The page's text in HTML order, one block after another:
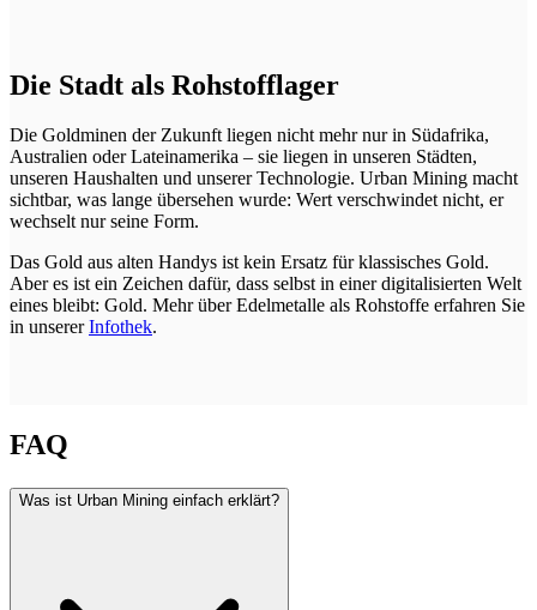
Die Stadt als Rohstofflager
Die Goldminen der Zukunft liegen nicht mehr nur in Südafrika,
Australien oder Lateinamerika – sie liegen in unseren Städten,
unseren Haushalten und unserer Technologie. Urban Mining macht
sichtbar, was lange übersehen wurde: Wert verschwindet nicht, er
wechselt nur seine Form.
Das Gold aus alten Handys ist kein Ersatz für klassisches Gold.
Aber es ist ein Zeichen dafür, dass selbst in einer digitalisierten Welt
eines bleibt: Gold. Mehr über Edelmetalle als Rohstoffe erfahren Sie
in unsererInfothek.
FAQ
Was ist Urban Mining einfach erklärt?